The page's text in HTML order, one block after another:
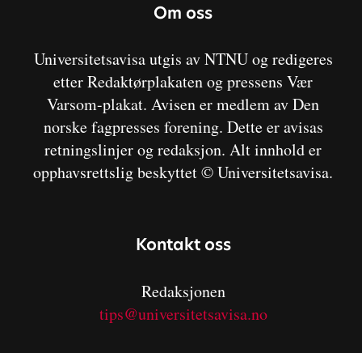
Om oss
Universitetsavisa utgis av NTNU og redigeres
etter Redaktørplakaten og pressens Vær
Varsom-plakat. Avisen er medlem av Den
norske fagpresses forening. Dette er avisas
retningslinjer og redaksjon. Alt innhold er
opphavsrettslig beskyttet © Universitetsavisa.
Kontakt oss
Redaksjonen
tips@universitetsavisa.no